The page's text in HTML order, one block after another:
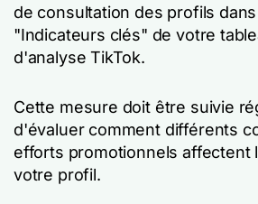
de consultation des profils
"Indicateurs clés" de votre
d'analyse TikTok.
Cette mesure doit être suivie
d'évaluer comment différents
efforts promotionnels affectent
votre profil.